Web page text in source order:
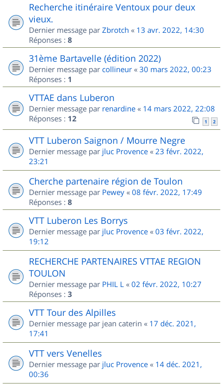
Recherche itinéraire Ventoux pour deux
vieux.
Dernier message par Zbrotch « 13 avr. 2022, 14:30
Réponses : 8
31ème Bartavelle (édition 2022)
Dernier message par collineur « 30 mars 2022, 00:23
Réponses : 1
VTTAE dans Luberon
Dernier message par renardine « 14 mars 2022, 22:08
Réponses : 12 1 2
VTT Luberon Saignon / Mourre Negre
Dernier message par jluc Provence « 23 févr. 2022,
23:21
Cherche partenaire région de Toulon
Dernier message par Pewey « 08 févr. 2022, 17:49
Réponses : 8
VTT Luberon Les Borrys
Dernier message par jluc Provence « 03 févr. 2022,
19:12
RECHERCHE PARTENAIRES VTTAE REGION
TOULON
Dernier message par PHIL L « 02 févr. 2022, 10:27
Réponses : 3
VTT Tour des Alpilles
Dernier message par jean caterin « 17 déc. 2021,
17:41
VTT vers Venelles
Dernier message par jluc Provence « 14 déc. 2021,
00:36